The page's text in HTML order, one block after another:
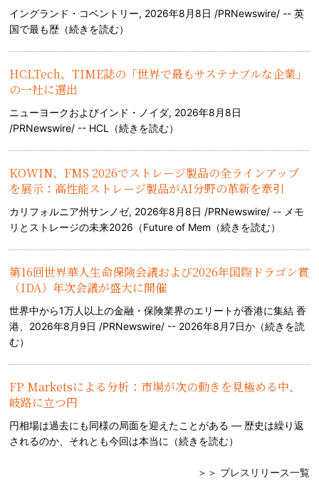
イングランド・コベントリー, 2026年8月8日 /PRNewswire/ -- 英
国で最も歴（続きを読む）
HCLTech、TIME誌の「世界で最もサステナブルな企業」
の一社に選出
ニューヨークおよびインド・ノイダ, 2026年8月8日
/PRNewswire/ -- HCL（続きを読む）
KOWIN、FMS 2026でストレージ製品の全ラインアップ
を展示：高性能ストレージ製品がAI分野の革新を牽引
カリフォルニア州サンノゼ, 2026年8月8日 /PRNewswire/ -- メモ
リとストレージの未来2026（Future of Mem（続きを読む）
第16回世界華人生命保険会議および2026年国際ドラゴン賞
（IDA）年次会議が盛大に開催
世界中から1万人以上の金融・保険業界のエリートが香港に集結 香
港、2026年8月9日 /PRNewswire/ -- 2026年8月7日か（続きを読
む）
FP Marketsによる分析：市場が次の動きを見極める中、
岐路に立つ円
円相場は過去にも同様の局面を迎えたことがある — 歴史は繰り返
されるのか、それとも今回は本当に（続きを読む）
＞＞ プレスリリース一覧